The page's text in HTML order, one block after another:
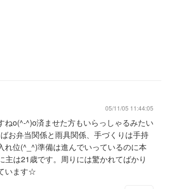
05/11/05 11:44:05
o(^-^)o済ませた方もいらっしゃるみたい
お弁当関係と雨具関係、手づくりは手持
位(^_^)準備は進んでいっているのに本
は21歳です。周りには驚かれてばかり
います☆